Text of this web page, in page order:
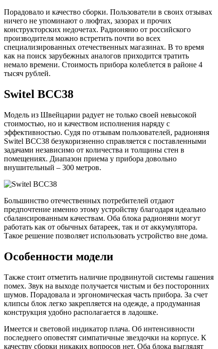
Порадовало и качество сборки. Пользователи в своих отзывах
ничего не упоминают о люфтах, зазорах и прочих
конструкторских недочетах. Радионяню от российского
производителя можно встретить почти во всех
специализированных отечественных магазинах. В то время
как на поиск зарубежных аналогов приходится тратить
немало времени. Стоимость прибора колеблется в районе 4
тысяч рублей.
Switel BCC38
Модель из Швейцарии радует не только своей невысокой
стоимостью, но и качеством исполнения наряду с
эффективностью. Судя по отзывам пользователей, радионяня
Switel BCC38 безукоризненно справляется с поставленными
задачами независимо от количества и толщины стен в
помещениях. Диапазон приема у прибора довольно
внушительный – 300 метров.
Большинство отечественных потребителей отдают
предпочтение именно этому устройству благодаря идеально
сбалансированным качествам. Оба блока радионяни могут
работать как от обычных батареек, так и от аккумулятора.
Такое решение позволяет использовать устройство вне дома.
Особенности модели
Также стоит отметить наличие продвинутой системы гашения
помех. Звук на выходе получается чистым и без посторонних
шумов. Порадовала и эргономическая часть прибора. За счет
клипсы блок легко закрепляется на одежде, а продуманная
конструкция удобно располагается в ладошке.
Имеется и световой индикатор плача. Об интенсивности
последнего оповестят симпатичные звездочки на корпусе. К
качеству сборки никаких вопросов нет. Оба блока выглядят